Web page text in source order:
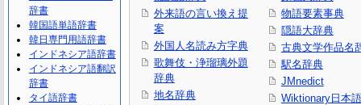
外来語の言い換え提
案
外国人名読み方字典
歌舞伎・浄瑠璃外題
辞典
地名辞典
物語要素事典
隠語大辞典
古典文学作品名
駅名辞典
JMnedict
Wiktionary日本
辞書
韓国語単語辞書
韓日専門用語辞書
インドネシア語辞書
インドネシア語翻訳
辞書
タイ語辞書